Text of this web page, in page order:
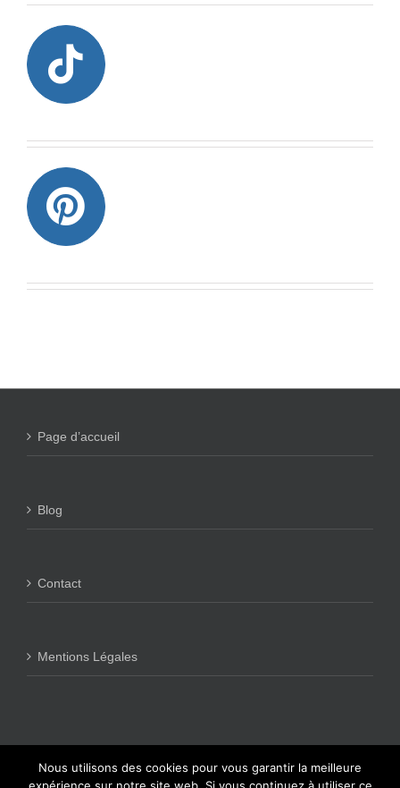
Page d’accueil
Blog
Contact
Mentions Légales
Copyright 2018 - Tous droits réservés - Clément Auger / clementauger.fr
Nous utilisons des cookies pour vous garantir la meilleure